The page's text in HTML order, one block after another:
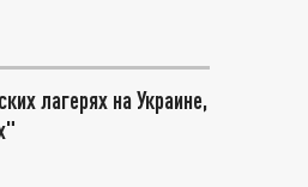
лагерях на Украине,